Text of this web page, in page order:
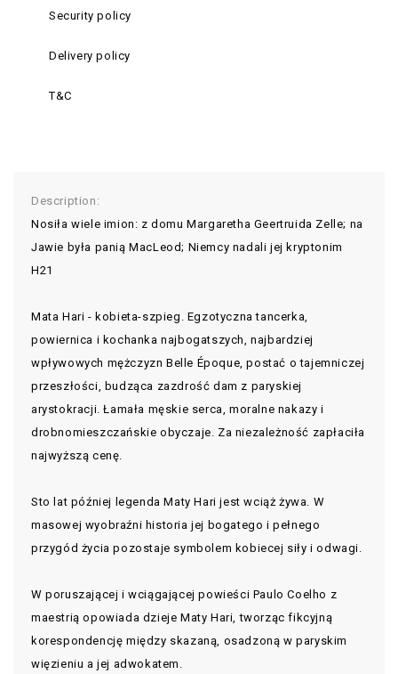
Security policy
Delivery policy
T&C
Description:
Nosiła wiele imion: z domu Margaretha Geertruida Zelle; na
Jawie była panią MacLeod; Niemcy nadali jej kryptonim
H21
Mata Hari - kobieta-szpieg. Egzotyczna tancerka,
powiernica i kochanka najbogatszych, najbardziej
wpływowych mężczyzn Belle Époque, postać o tajemniczej
przeszłości, budząca zazdrość dam z paryskiej
arystokracji. Łamała męskie serca, moralne nakazy i
drobnomieszczańskie obyczaje. Za niezależność zapłaciła
najwyższą cenę.
Sto lat później legenda Maty Hari jest wciąż żywa. W
masowej wyobraźni historia jej bogatego i pełnego
przygód życia pozostaje symbolem kobiecej siły i odwagi.
W poruszającej i wciągającej powieści Paulo Coelho z
maestrią opowiada dzieje Maty Hari, tworząc fikcyjną
korespondencję między skazaną, osadzoną w paryskim
więzieniu a jej adwokatem.